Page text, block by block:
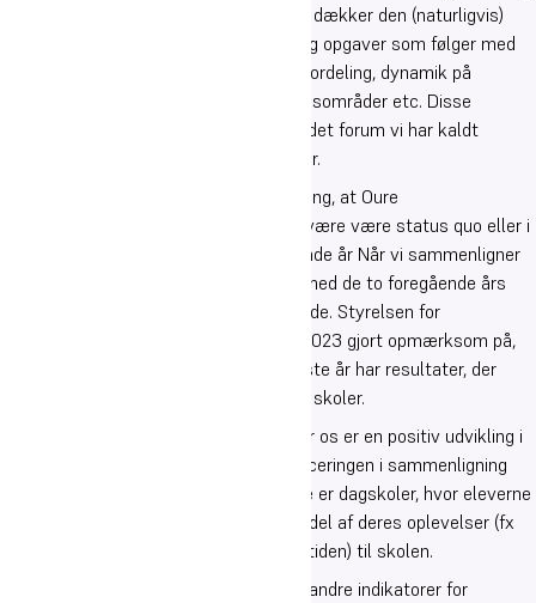
i sin brede spørgeramme, men alligevel dækker den (naturligvis)
ikke den mangfoldighed af aktiviteter og opgaver som følger med
kostskoleformen: husmøder, værelsesfordeling, dynamik på
topersonersværelser, rengøring af fællesområder etc. Disse
elementer har vi behandlet på skolen i det forum vi har kaldt
Udvikling af kostgymnasiet, se nedenfor.
Det er i den forbindelse vores målsætning, at Oure
Kostgymnasiums ETU-resultater skal være være status quo eller i
en positiv udvikling i forhold til foregående år Når vi sammenligner
den nationale ETU fra december 2022 med de to foregående års
målinger, ses et stort set uændret billede. Styrelsen for
Undervisning og Kvalitet har dog i maj 2023 gjort opmærksom på,
at skolen på flere indikatorer i de seneste år har resultater, der
ligger i den nederste del blandt landets skoler.
Dette er vi naturligvis ikke glade for. For os er en positiv udvikling i
elevtrivslen dog væsentligere end planceringen i sammenligning
med andre gymnasier, som overvejende er dagskoler, hvor eleverne
forventeligt ikke medregner en så stor del af deres oplevelser (fx
kontant sprog på sportsbanen eller i fritiden) til skolen.
Ud over ETU’en arbejder vi med mange andre indikatorer for